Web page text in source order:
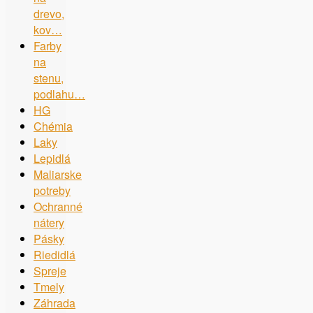
drevo,
kov…
Farby
na
stenu,
podlahu…
HG
Chémia
Laky
Lepidlá
Maliarske
potreby
Ochranné
nátery
Pásky
Riedidlá
Spreje
Tmely
Záhrada